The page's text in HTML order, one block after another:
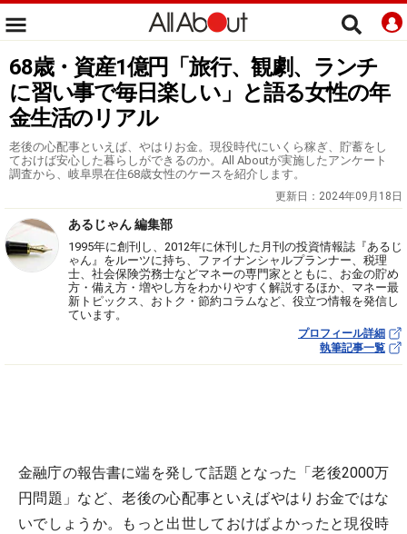
68歳・資産1億円「旅行、観劇、ランチ
に習い事で毎日楽しい」と語る女性の年
金生活のリアル
老後の心配事といえば、やはりお金。現役時代にいくら稼ぎ、貯蓄をし
ておけば安心した暮らしができるのか。All Aboutが実施したアンケート
調査から、岐阜県在住68歳女性のケースを紹介します。
更新日： 2024年09月18日
あるじゃん 編集部
1995年に創刊し、2012年に休刊した月刊の投資情報誌『あるじ
ゃん』をルーツに持ち、ファイナンシャルプランナー、税理
士、社会保険労務士などマネーの専門家とともに、お金の貯め
方・備え方・増やし方をわかりやすく解説するほか、マネー最
新トピックス、おトク・節約コラムなど、役立つ情報を発信し
ています。
プロフィール詳細
執筆記事一覧
金融庁の報告書に端を発して話題となった「老後2000万
円問題」など、老後の心配事といえばやはりお金ではな
いでしょうか。もっと出世しておけばよかったと現役時